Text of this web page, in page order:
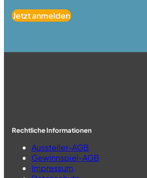
Jetzt anmelden
Rechtliche Informationen
Aussteller-AGB
Gewinnspiel-AGB
Impressum